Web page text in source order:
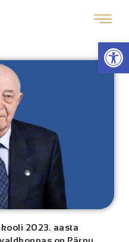
2023. aasta